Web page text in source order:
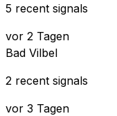
5 recent signals
vor 2 Tagen
Bad Vilbel
2 recent signals
vor 3 Tagen